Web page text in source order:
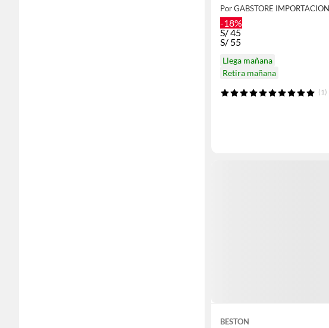
-18%
S/45
S/ 55
Llega mañana
Retira mañana
(1)
BESTON